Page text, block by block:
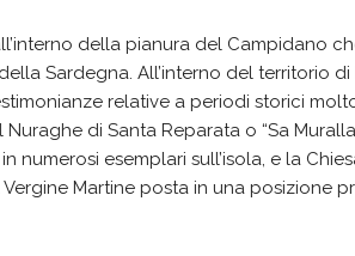
della pianura del Campidano
Sardegna. All’interno del territorio di
relative a periodi storici
di Santa Reparata o “Sa
numerosi esemplari sull’isola, e la
Martine posta in una posizione